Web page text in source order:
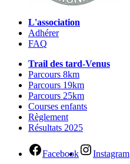
L'association
Adhérer
FAQ
Trail des tard-Venus
Parcours 8km
Parcours 19km
Parcours 25km
Courses enfants
Règlement
Résultats 2025
Facebook
Instagram